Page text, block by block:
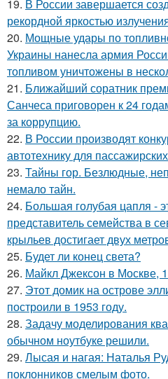
19. В России завершается
рекордной яркостью
20. Мощные удары по
Украины нанесла армия
топливом уничтожены в
21. Ближайший соратник
Санчеса приговорен к 24
за коррупцию.
22. В России производят
автотехнику для
23. Тайны гор. Безлюдные,
немало тайн.
24. Большая голубая цапля -
представитель семейства в
крыльев достигает двух
25. Будет ли конец света?
26. Майкл Джексон в Москве,
27. Этот домик на острове
построили в 1953 году.
28. Задачу моделирования
обычном ноутбуке решили.
29. Лысая и нагая: Наталья
поклонников смелым фото.